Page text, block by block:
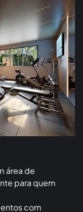
área de
para quem
com